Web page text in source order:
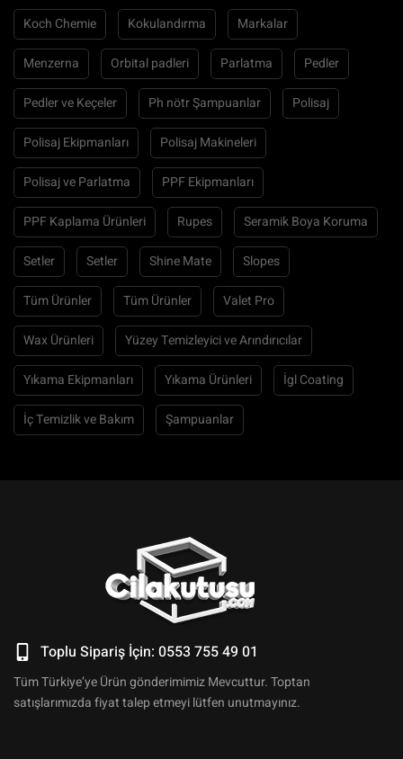
Koch Chemie Kokulandırma Markalar
Menzerna Orbital padleri Parlatma Pedler
Pedler ve Keçeler Ph nötr Şampuanlar Polisaj
Polisaj Ekipmanları Polisaj Makineleri
Polisaj ve Parlatma PPF Ekipmanları
PPF Kaplama Ürünleri Rupes Seramik Boya Koruma
Setler Setler Shine Mate Slopes
Tüm Ürünler Tüm Ürünler Valet Pro
Wax Ürünleri Yüzey Temizleyici ve Arındırıcılar
Yıkama Ekipmanları Yıkama Ürünleri İgl Coating
İç Temizlik ve Bakım Şampuanlar
Toplu Sipariş İçin: 0553 755 49 01
Tüm Türkiye’ye Ürün gönderimimiz Mevcuttur. Toptan
satışlarımızda fiyat talep etmeyi lütfen unutmayınız.